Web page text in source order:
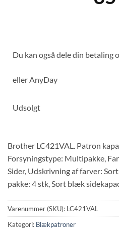
Du kan også dele din betaling
eller AnyDay
Udsolgt
Brother LC421VAL. Patron
Forsyningstype: Multipakke,
Sider, Udskrivning af farver:
pakke: 4 stk, Sort blæk
Varenummer (SKU): LC421VAL
Kategori: Blækpatroner